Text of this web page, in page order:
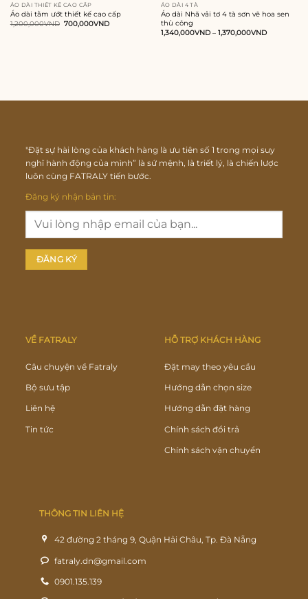
ÁO DÀI THIẾT KẾ CAO CẤP
Áo dài tằm ướt thiết kế cao cấp
1,200,000VND Giá
700,000VNDGiá
ÁO DÀI 4 TÀ
Áo dài Nhã vải tơ 4 tà sơn vẽ hoa sen
thủ công
1,340,000VND– 1,370,000VND
"Đặt sự hài lòng của khách hàng là ưu tiên số 1 trong mọi suy
nghĩ hành động của mình” là sứ mệnh, là triết lý, là chiến lược
luôn cùng FATRALY tiến bước.
Đăng ký nhận bản tin:
VỀ FATRALY
Câu chuyện về Fatraly
Bộ sưu tập
Liên hệ
Tin tức
HỖ TRỢ KHÁCH HÀNG
Đặt may theo yêu cầu
Hướng dẫn chọn size
Hướng dẫn đặt hàng
Chính sách đổi trả
Chính sách vận chuyển
THÔNG TIN LIÊN HỆ
42 đường 2 tháng 9, Quận Hải Châu, Tp. Đà Nẵng
fatraly.dn@gmail.com
0901.135.139